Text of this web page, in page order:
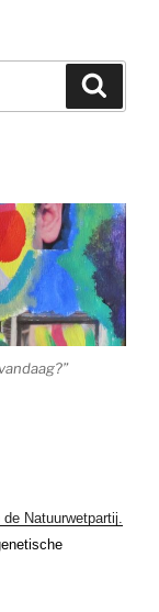
Natuurwetpartij.